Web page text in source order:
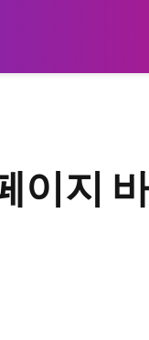
이지